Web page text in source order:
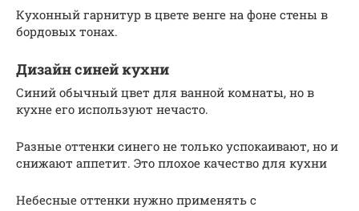
Кухонный гарнитур в цвете венге на фоне стены в
бордовых тонах.
Дизайн синей кухни
Синий обычный цвет для ванной комнаты, но в
кухне его используют нечасто.
Разные оттенки синего не только успокаивают, но и
снижают аппетит. Это плохое качество для кухни
Небесные оттенки нужно применять с